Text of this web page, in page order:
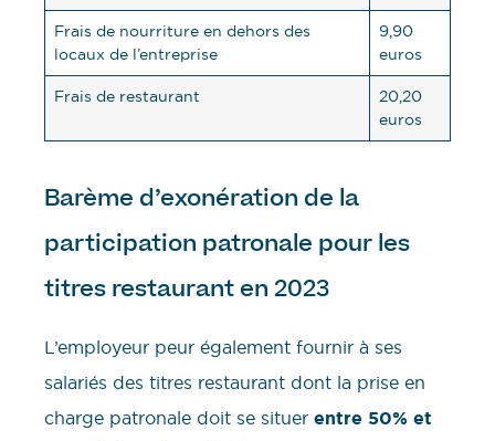
Frais de nourriture en dehors des
locaux de l’entreprise
9,90
euros
Frais de restaurant
20,20
euros
Barème d’exonération de la
participation patronale pour les
titres restaurant en 2023
L’employeur peur également fournir à ses
salariés des titres restaurant dont la prise en
charge patronale doit se situer entre 50% et